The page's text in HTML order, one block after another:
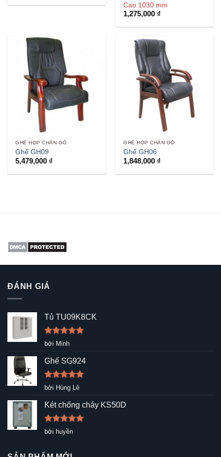
Cao 1030 mm
1,275,000 ₫
GHẾ HỌP CHÂN GỖ
Ghế GH09
5,479,000 ₫
GHẾ HỌP CHÂN GỖ
Ghế GH06
1,848,000 ₫
ĐÁNH GIÁ
Tủ TU09K8CK
Được xếp
sao
bởi Minh
Ghế SG924
Được xếp
5
sao
bởi Hùng Lê
Két chống cháy KS50D
Được xếp
hạng5
bởi huyền